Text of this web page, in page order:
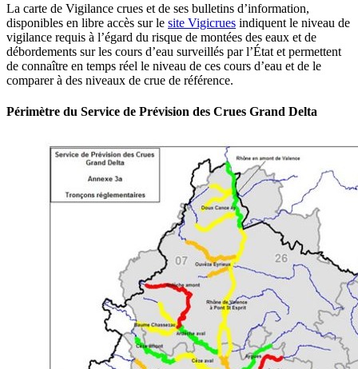
La carte de Vigilance crues et de ses bulletins d’information,
disponibles en libre accès sur le site Vigicrues indiquent le niveau de
vigilance requis à l’égard du risque de montées des eaux et de
débordements sur les cours d’eau surveillés par l’État et permettent
de connaître en temps réel le niveau de ces cours d’eau et de le
comparer à des niveaux de crue de référence.
Périmètre du Service de Prévision des Crues Grand Delta